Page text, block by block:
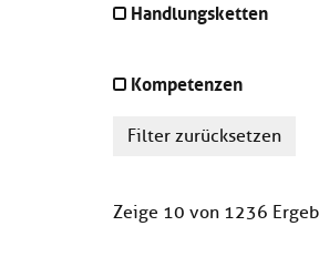
Handlungsketten
Kompetenzen
Filter zurücksetzen
Zeige 10 von 1236